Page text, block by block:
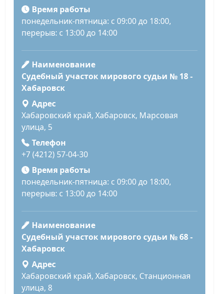
Время работы
понедельник-пятница: с 09:00 до 18:00,
перерыв: с 13:00 до 14:00
Наименование
Судебный участок мирового судьи № 18 -
Хабаровск
Адрес
Хабаровский край, Хабаровск, Марсовая
улица, 5
Телефон
+7 (4212) 57-04-30
Время работы
понедельник-пятница: с 09:00 до 18:00,
перерыв: с 13:00 до 14:00
Наименование
Судебный участок мирового судьи № 68 -
Хабаровск
Адрес
Хабаровский край, Хабаровск, Станционная
улица, 8